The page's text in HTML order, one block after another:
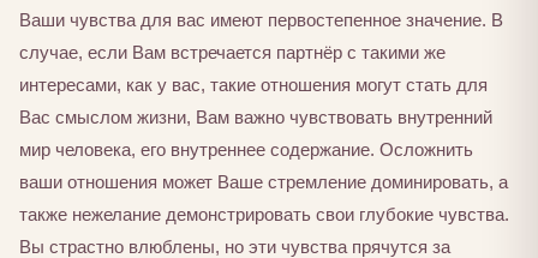
Ваши чувства для вас имеют первостепенное значение. В
случае, если Вам встречается партнёр с такими же
интересами, как у вас, такие отношения могут стать для
Вас смыслом жизни, Вам важно чувствовать внутренний
мир человека, его внутреннее содержание. Осложнить
ваши отношения может Ваше стремление доминировать, а
также нежелание демонстрировать свои глубокие чувства.
Вы страстно влюблены, но эти чувства прячутся за